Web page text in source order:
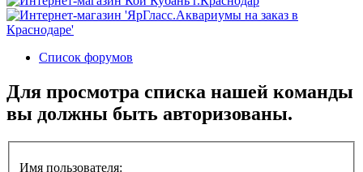
Список форумов
Для просмотра списка нашей команды
вы должны быть авторизованы.
Имя пользователя: